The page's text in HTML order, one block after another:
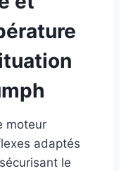
moteur
adaptés
le